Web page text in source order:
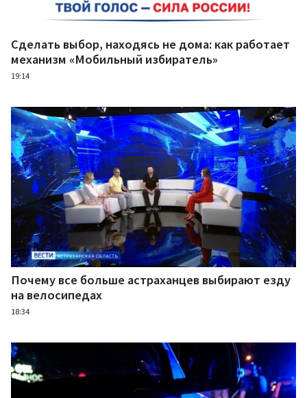
Сделать выбор, находясь не дома: как работает
механизм «Мобильный избиратель»
19:14
Почему все больше астраханцев выбирают езду
на велосипедах
18:34